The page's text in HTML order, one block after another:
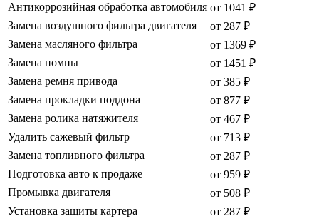
Антикоррозийная обработка автомобиля от 1041 ₽
Замена воздушного фильтра двигателя
от 287 ₽
Замена масляного фильтра
от 1369 ₽
Замена помпы
от 1451 ₽
Замена ремня привода
от 385 ₽
Замена прокладки поддона
от 877 ₽
Замена ролика натяжителя
от 467 ₽
Удалить сажевый фильтр
от 713 ₽
Замена топливного фильтра
от 287 ₽
Подготовка авто к продаже
от 959 ₽
Промывка двигателя
от 508 ₽
Установка защиты картера
от 287 ₽